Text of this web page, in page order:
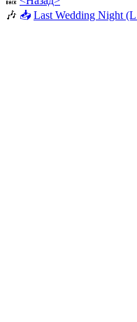
🎶 📥 Last Wedding Night